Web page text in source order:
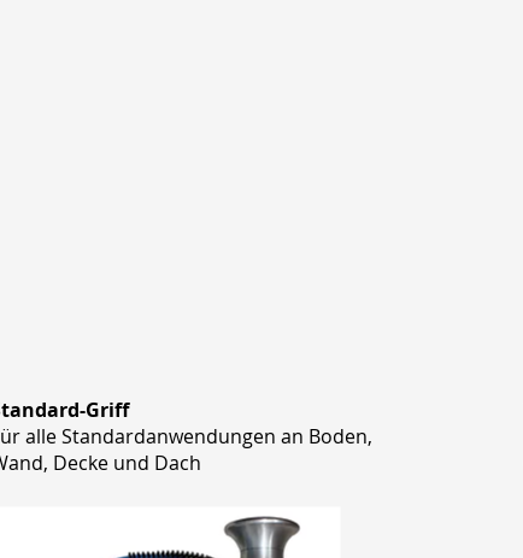
Griff
alle Standardanwendungen an Boden,
Decke und Dach